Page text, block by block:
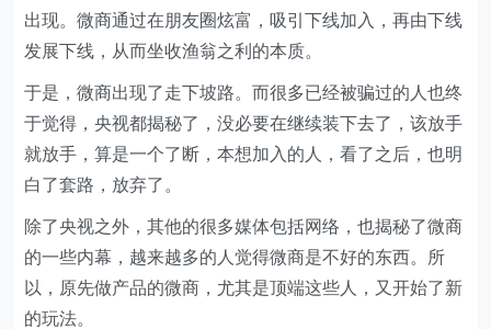
出现。微商通过在朋友圈炫富，吸引下线加入，再由下线
发展下线，从而坐收渔翁之利的本质。
于是，微商出现了走下坡路。而很多已经被骗过的人也终
于觉得，央视都揭秘了，没必要在继续装下去了，该放手
就放手，算是一个了断，本想加入的人，看了之后，也明
白了套路，放弃了。
除了央视之外，其他的很多媒体包括网络，也揭秘了微商
的一些内幕，越来越多的人觉得微商是不好的东西。所
以，原先做产品的微商，尤其是顶端这些人，又开始了新
的玩法。